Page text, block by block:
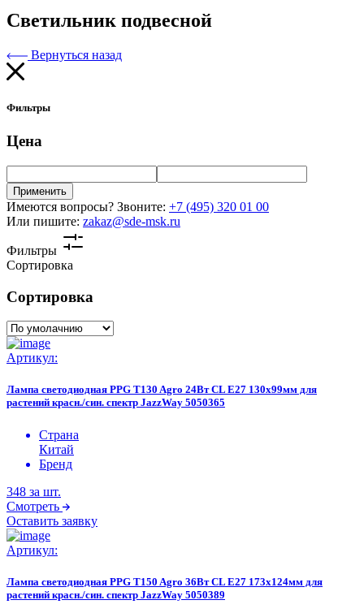
Светильник подвесной
Вернуться назад
Фильтры
Цена
Применить
Имеются вопросы? Звоните: +7 (495) 320 01 00
Или пишите: zakaz@sde-msk.ru
Фильтры
Сортировка
Сортировка
Артикул:
Лампа светодиодная PPG T130 Agro 24Вт CL E27 130х99мм для
растений красн./син. спектр JazzWay 5050365
Страна
Китай
Бренд
348 за шт.
Смотреть
Оставить заявку
Артикул:
Лампа светодиодная PPG T150 Agro 36Вт CL E27 173х124мм для
растений красн./син. спектр JazzWay 5050389